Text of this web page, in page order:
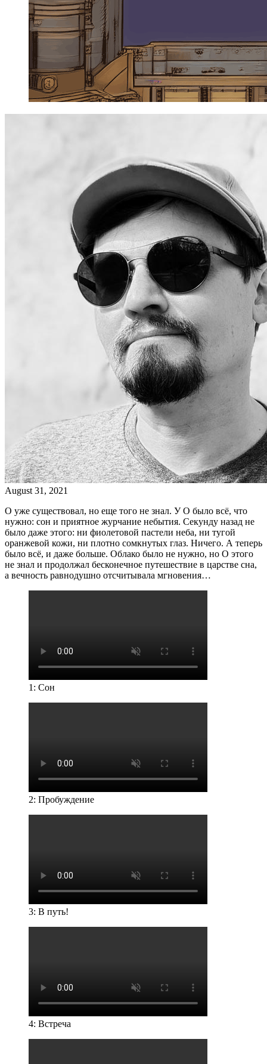
August 31, 2021
О уже существовал, но еще того не знал. У О было всё, что
нужно: сон и приятное журчание небытия. Секунду назад не
было даже этого: ни фиолетовой пастели неба, ни тугой
оранжевой кожи, ни плотно сомкнутых глаз. Ничего. А теперь
было всё, и даже больше. Облако было не нужно, но О этого
не знал и продолжал бесконечное путешествие в царстве сна,
а вечность равнодушно отсчитывала мгновения…
1: Сон
2: Пробуждение
3: В путь!
4: Встреча